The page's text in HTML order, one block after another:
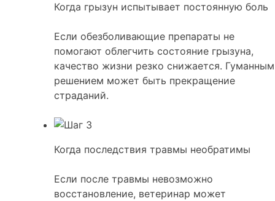
Когда грызун испытывает постоянную боль
Если обезболивающие препараты не
помогают облегчить состояние грызуна,
качество жизни резко снижается. Гуманным
решением может быть прекращение
страданий.
Когда последствия травмы необратимы
Если после травмы невозможно
восстановление, ветеринар может